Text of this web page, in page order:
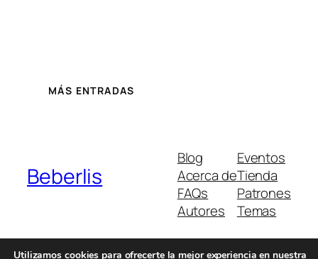
MÁS ENTRADAS
Beberlis
Blog
Acerca de
FAQs
Autores
Eventos
Tienda
Patrones
Temas
Utilizamos cookies para ofrecerte la mejor experiencia en nuestra